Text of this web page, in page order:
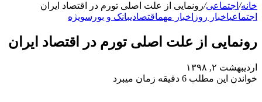
خانه/ اجتماعی/رونمایی از علت اصلی تورم در اقتصاد ایران
اجتماعیاخبار روز اخبار مهماقتصادیبانک و بورسویژه
رونمایی از علت اصلی تورم در اقتصاد ایران
اردیبهشت ۲, ۱۳۹۸
خواندن این مطلب 6 دقیقه زمان میبرد